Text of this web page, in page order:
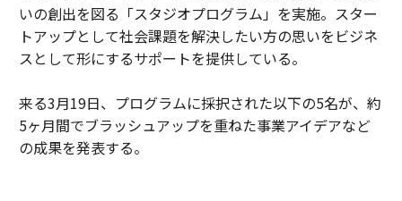
いの創出を図る「スタジオプログラム」を実施。スター
トアップとして社会課題を解決したい方の思いをビジネ
スとして形にするサポートを提供している。
来る3月19日、プログラムに採択された以下の5名が、約
5ヶ月間でブラッシュアップを重ねた事業アイデアなど
の成果を発表する。